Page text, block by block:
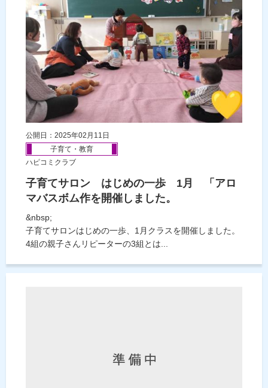
公開日：2025年02月11日
子育て・教育
ハピコミクラブ
子育てサロン はじめの一歩 1月 「アロ
マバスボム作を開催しました。
&nbsp;
子育てサロンはじめの一歩、1月クラスを開催しました。
4組の親子さんリピーターの3組とは...